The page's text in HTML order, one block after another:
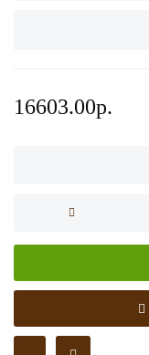
16603.00р.